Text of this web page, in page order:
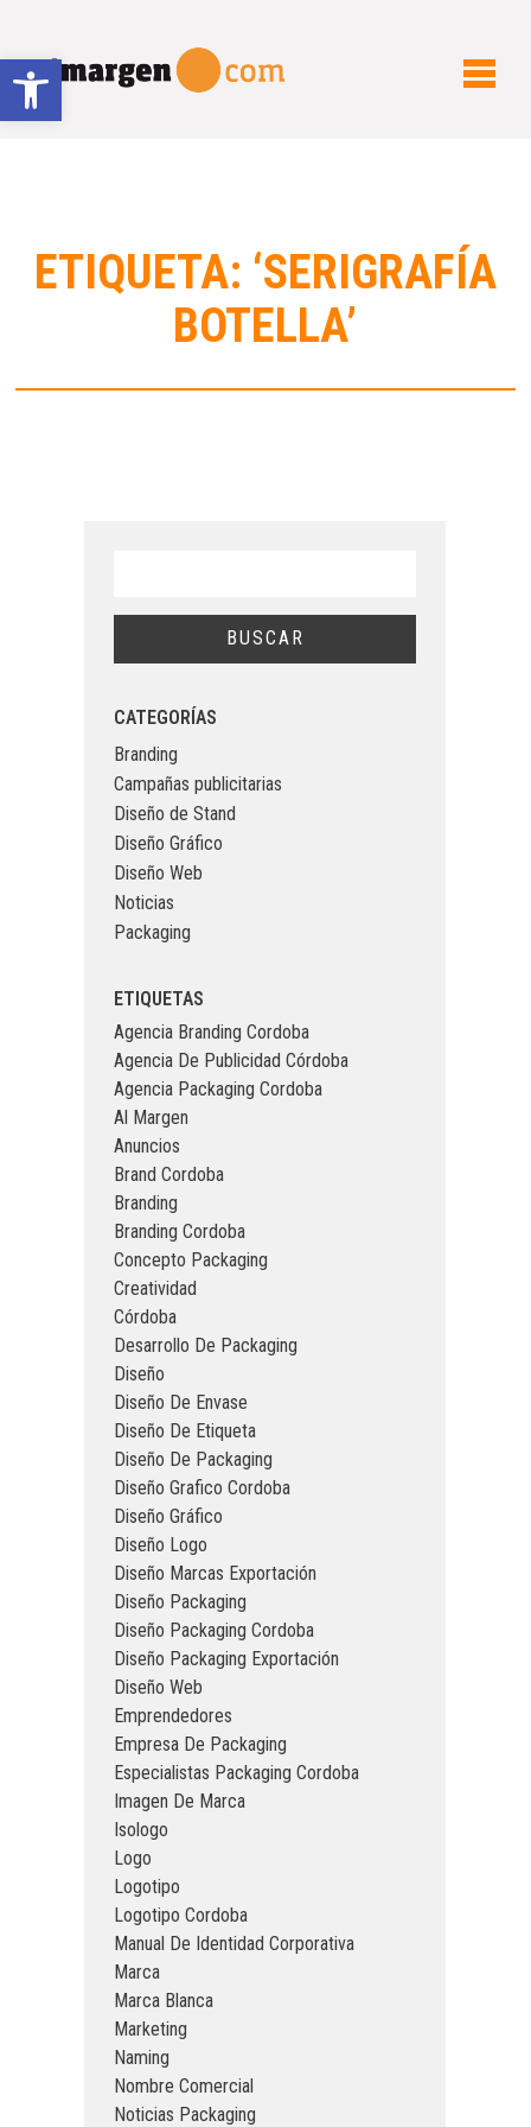
Abrir barra de herramientas
ETIQUETA: ‘SERIGRAFÍA
BOTELLA’
CATEGORÍAS
Branding
Campañas publicitarias
Diseño de Stand
Diseño Gráfico
Diseño Web
Noticias
Packaging
ETIQUETAS
Agencia Branding Cordoba
Agencia De Publicidad Córdoba
Agencia Packaging Cordoba
Al Margen
Anuncios
Brand Cordoba
Branding
Branding Cordoba
Concepto Packaging
Creatividad
Córdoba
Desarrollo De Packaging
Diseño
Diseño De Envase
Diseño De Etiqueta
Diseño De Packaging
Diseño Grafico Cordoba
Diseño Gráfico
Diseño Logo
Diseño Marcas Exportación
Diseño Packaging
Diseño Packaging Cordoba
Diseño Packaging Exportación
Diseño Web
Emprendedores
Empresa De Packaging
Especialistas Packaging Cordoba
Imagen De Marca
Isologo
Logo
Logotipo
Logotipo Cordoba
Manual De Identidad Corporativa
Marca
Marca Blanca
Marketing
Naming
Nombre Comercial
Noticias Packaging